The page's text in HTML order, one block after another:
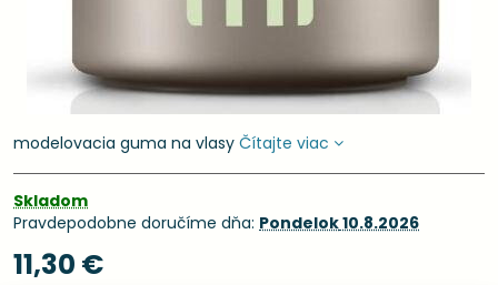
modelovacia guma na vlasy Čítajte viac
Skladom
Pravdepodobne doručíme dňa: Pondelok10.8.2026
11,30 €